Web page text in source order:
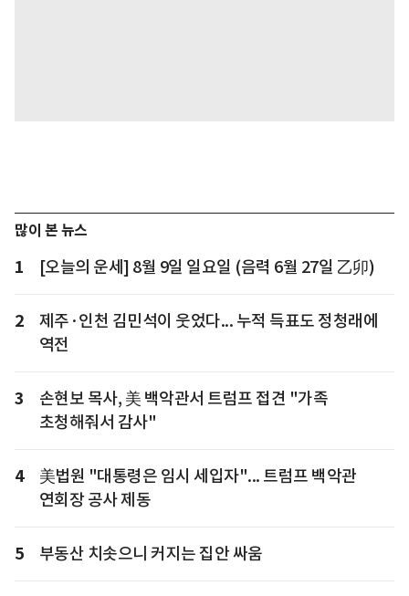
많이 본 뉴스
1 [오늘의 운세] 8월 9일 일요일 (음력 6월 27일 乙卯)
2
제주·인천 김민석이 웃었다... 누적 득표도 정청래에
역전
3
손현보 목사, 美 백악관서 트럼프 접견 "가족
초청해줘서 감사"
4
美법원 "대통령은 임시 세입자"... 트럼프 백악관
연회장 공사 제동
5 부동산 치솟으니 커지는 집안 싸움